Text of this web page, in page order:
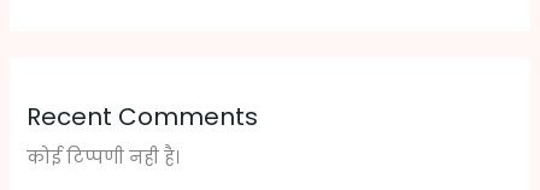
Recent Comments
कोई टिप्पणी नही है।